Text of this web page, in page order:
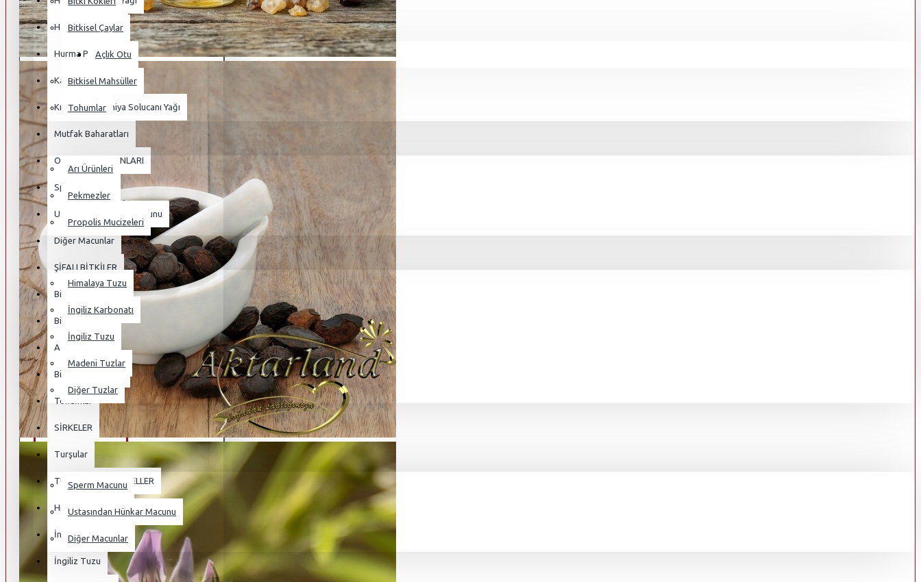
Hayvansal Yağlar
Hurma Poleni
Kampanyalı Ürünler
Kırmızı Kaliforniya Solucanı Yağı
Mutfak Baharatları
OSMANLI MACUNLARI
Sperm Macunu
Ustasından Hünkar Macunu
Diğer Macunlar
ŞİFALI BİTKİLER
Bitki Kökleri
Bitkisel Çaylar
Açlık Otu
Bitkisel Mahsüller
Tohumlar
SİRKELER
Turşular
TUZLAR VE MiNARELLER
Himalaya Tuzu
İngiliz Karbonatı
İngiliz Tuzu
Bitkisel Çaylar
Açlık Otu
Bitkisel Mahsüller
Tohumlar
Arı Ürünleri
Pekmezler
Propolis Mucizeleri
TUZ VE MİNARELLER
Himalaya Tuzu
İngiliz Karbonatı
İngiliz Tuzu
Madeni Tuzlar
Diğer Tuzlar
HURMA POLENI
OSMANLI MACUNLARI
Sperm Macunu
Ustasından Hünkar Macunu
Diğer Macunlar
KAMPANYALI ÜRÜNLER